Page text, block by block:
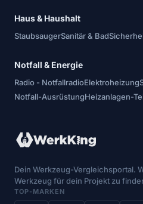
Haus & Haushalt
StaubsaugerSanitär & Bad
Notfall & Energie
Radio - NotfallradioElektroheizung
Notfall-AusrüstungHeizanlagen-
Dein Werkzeug-Vergleichsportal.
Werkzeug für dein Projekt zu
TOP-MARKEN